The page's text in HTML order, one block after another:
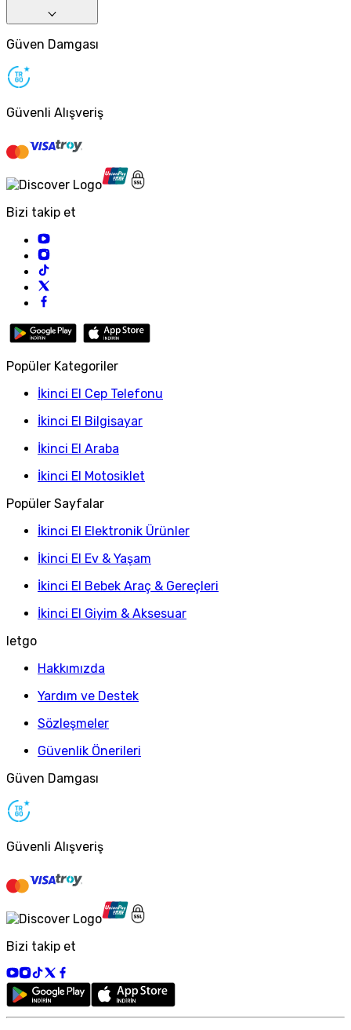
Güven Damgası
Güvenli Alışveriş
Bizi takip et
Popüler Kategoriler
İkinci El Cep Telefonu
İkinci El Bilgisayar
İkinci El Araba
İkinci El Motosiklet
Popüler Sayfalar
İkinci El Elektronik Ürünler
İkinci El Ev & Yaşam
İkinci El Bebek Araç & Gereçleri
İkinci El Giyim & Aksesuar
letgo
Hakkımızda
Yardım ve Destek
Sözleşmeler
Güvenlik Önerileri
Güven Damgası
Güvenli Alışveriş
Bizi takip et